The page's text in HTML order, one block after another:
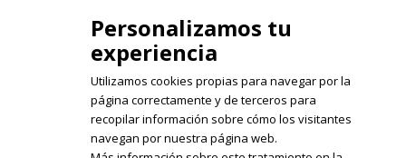
Registrate en nuestro boletín de
noticias
Personalizamos tu
experiencia
Utilizamos cookies propias para navegar por la
página correctamente y de terceros para
recopilar información sobre cómo los visitantes
navegan por nuestra página web.